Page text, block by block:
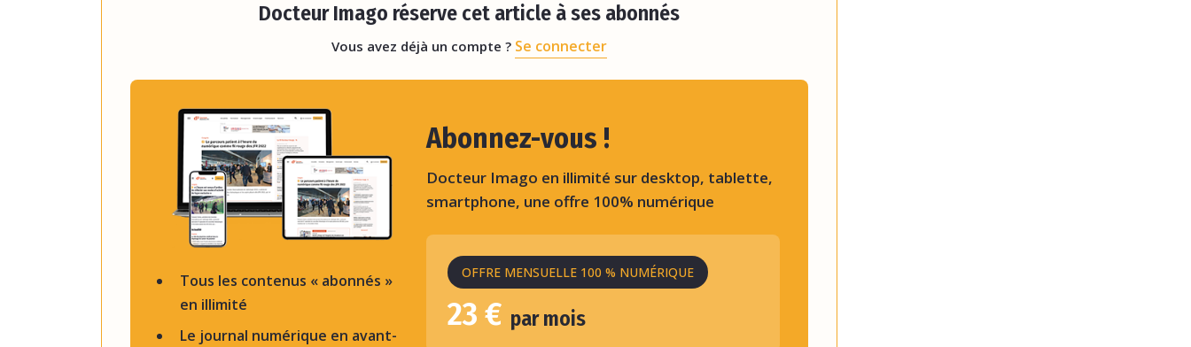
Docteur Imago réserve cet article à ses abonnés
Vous avez déjà un compte ? Se connecter
Tous les contenus « abonnés »
en illimité
Le journal numérique en avant-
Abonnez-vous !
Docteur Imago en illimité sur desktop, tablette,
smartphone, une offre 100% numérique
OFFRE MENSUELLE 100 % NUMÉRIQUE
23 € par mois